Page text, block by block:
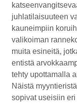
juhlatilaisuuteen
kauneimpiin
valikoiman
muita esineitä,
entistä
tehty upottamalla
Näistä
sopivat useisiin